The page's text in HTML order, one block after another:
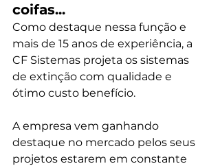
coifas...
Como destaque nessa função e
mais de 15 anos de experiência, a
CF Sistemas projeta os sistemas
de extinção com qualidade e
ótimo custo benefício.
A empresa vem ganhando
destaque no mercado pelos seus
projetos estarem em constante